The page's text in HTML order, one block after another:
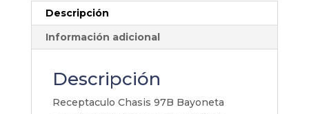
Descripción
Información adicional
Descripción
Receptaculo Chasis 97B Bayoneta